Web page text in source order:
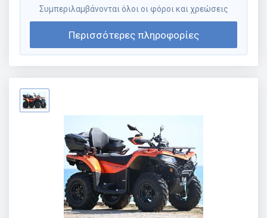
Συμπεριλαμβάνονται όλοι οι φόροι και χρεώσεις
Περισσότερες πληροφορίες